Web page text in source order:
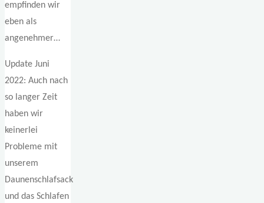
empfinden wir
eben als
angenehmer…
Update Juni
2022: Auch nach
so langer Zeit
haben wir
keinerlei
Probleme mit
unserem
Daunenschlafsack
und das Schlafen